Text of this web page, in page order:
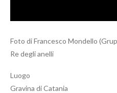
Foto di Francesco Mondello
Re degli anelli
Luogo
Gravina di Catania